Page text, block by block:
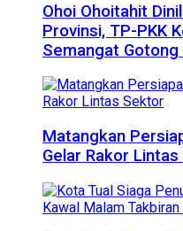
Ohoi Ohoitahit
Provinsi, TP-PKK
Semangat Gotong
Matangkan
Gelar Rakor